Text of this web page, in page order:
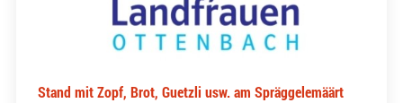
Stand mit Zopf, Brot, Guetzli usw. am Spräggelemäärt